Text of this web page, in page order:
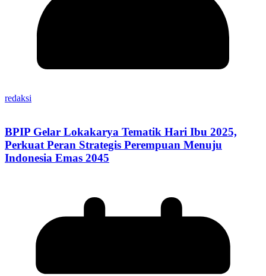
redaksi
BPIP Gelar Lokakarya Tematik Hari Ibu 2025,
Perkuat Peran Strategis Perempuan Menuju
Indonesia Emas 2045